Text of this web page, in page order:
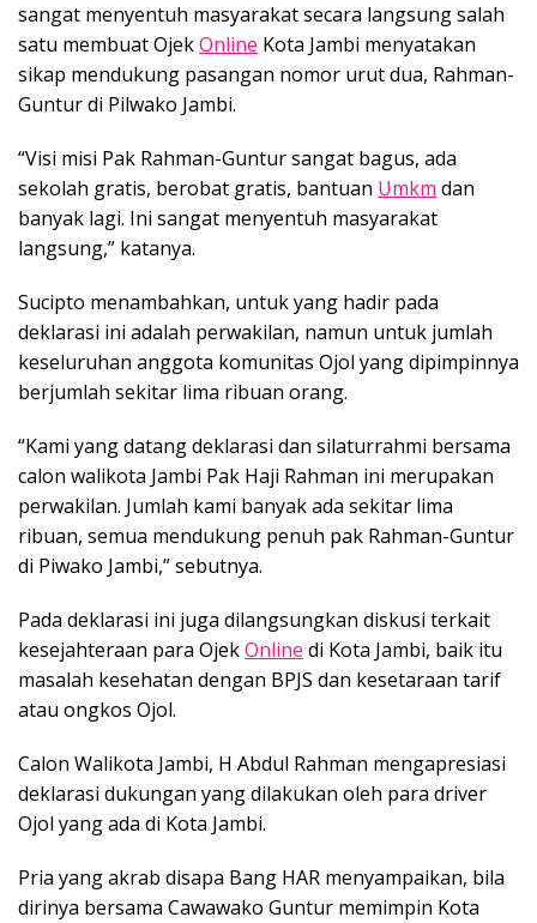
sangat menyentuh masyarakat secara langsung salah
satu membuat OjekOnline Kota Jambi menyatakan
sikap mendukung pasangan nomor urut dua, Rahman-
Guntur di Pilwako Jambi.
“Visi misi Pak Rahman-Guntur sangat bagus, ada
sekolah gratis, berobat gratis, bantuan Umkm dan
banyak lagi. Ini sangat menyentuh masyarakat
langsung,” katanya.
Sucipto menambahkan, untuk yang hadir pada
deklarasi ini adalah perwakilan, namun untuk jumlah
keseluruhan anggota komunitas Ojol yang dipimpinnya
berjumlah sekitar lima ribuan orang.
“Kami yang datang deklarasi dan silaturrahmi bersama
calon walikota Jambi Pak Haji Rahman ini merupakan
perwakilan. Jumlah kami banyak ada sekitar lima
ribuan, semua mendukung penuh pak Rahman-Guntur
di Piwako Jambi,” sebutnya.
Pada deklarasi ini juga dilangsungkan diskusi terkait
kesejahteraan para OjekOnline di Kota Jambi, baik itu
masalah kesehatan dengan BPJS dan kesetaraan tarif
atau ongkos Ojol.
Calon Walikota Jambi, H Abdul Rahman mengapresiasi
deklarasi dukungan yang dilakukan oleh para driver
Ojol yang ada di Kota Jambi.
Pria yang akrab disapa Bang HAR menyampaikan, bila
dirinya bersama Cawawako Guntur memimpin Kota